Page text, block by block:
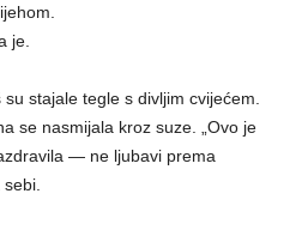
je.
stajale tegle s divljim cvijećem.
se nasmijala kroz suze. „Ovo je
— ne ljubavi prema